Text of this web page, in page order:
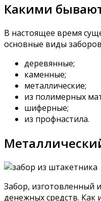
Какими
В настоящее время
основные виды
деревянные;
каменные;
металлические;
из полимерных
шиферные;
из профнастила.
Забор, изготовленный
денежных средств. Как